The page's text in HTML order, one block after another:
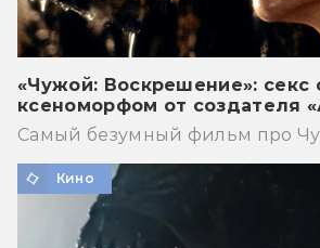
«Чужой: Воскрешение»: секс
ксеноморфом от создателя
Самый безумный фильм про
Кино